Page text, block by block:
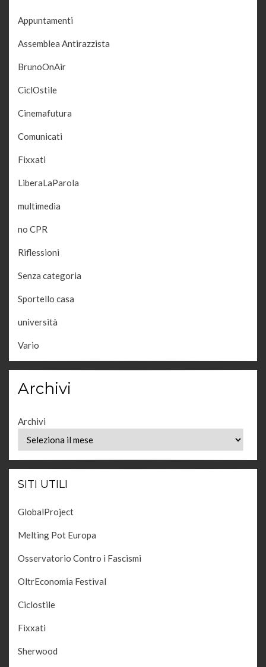
Appuntamenti
Assemblea Antirazzista
BrunoOnAir
CiclOstile
Cinemafutura
Comunicati
Fixxati
LiberaLaParola
multimedia
no CPR
Riflessioni
Senza categoria
Sportello casa
università
Vario
Archivi
Archivi
SITI UTILI
GlobalProject
Melting Pot Europa
Osservatorio Contro i Fascismi
OltrEconomia Festival
Ciclostile
Fixxati
Sherwood